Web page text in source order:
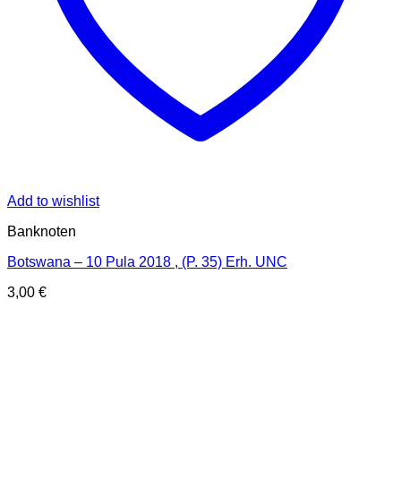
Add to wishlist
Banknoten
Botswana – 10 Pula 2018 , (P. 35) Erh. UNC
3,00 €